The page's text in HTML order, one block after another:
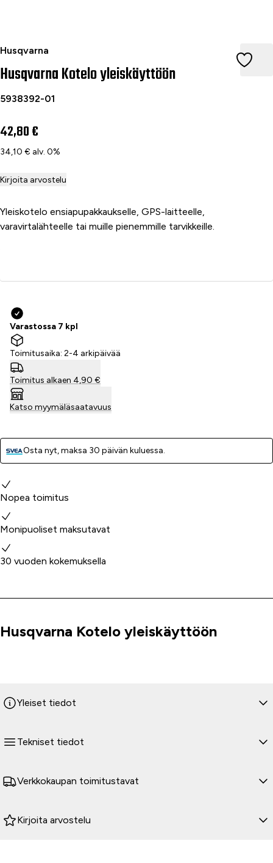
Husqvarna
Husqvarna Kotelo yleiskäyttöön
Husqvarna Kotelo yleiskäyttöön
5938392-01
42,80 €
34,10 € alv. 0%
Kirjoita arvostelu
Yleiskotelo ensiapupakkaukselle, GPS-laitteelle,
varavirtalähteelle tai muille pienemmille tarvikkeille.
Varastossa 7 kpl
Toimitusaika: 2-4 arkipäivää
Toimitus alkaen 4,90 €
Katso myymäläsaatavuus
Osta nyt, ­maksa 30 päivän kuluessa.
Miksi valita meidät?
Nopea toimitus
Monipuoliset maksutavat
30 vuoden kokemuksella
Tuoteinfo
Husqvarna Kotelo yleiskäyttöön
Yleiset tiedot
Tekniset tiedot
Verkkokaupan toimitustavat
Kirjoita arvostelu